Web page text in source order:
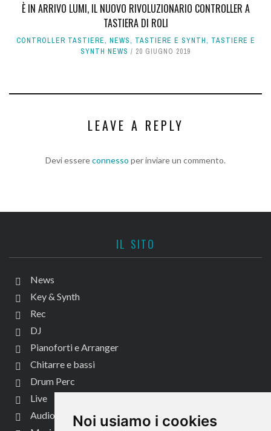
Noi usiamo i cookies
È IN ARRIVO LUMI, IL NUOVO RIVOLUZIONARIO CONTROLLER A
TASTIERA DI ROLI
CONTROLLER TASTIERE, NEWS, TASTIERE E SYNTH, TASTIERE E
SYNTH NEWS
20 GIUGNO 2019
LEAVE A REPLY
Devi essereconnesso per inviare un commento.
IL SITO
News
Key & Synth
Rec
DJ
Pianoforti e Arranger
Chitarre e bassi
Drum Perc
Live
Audio per video